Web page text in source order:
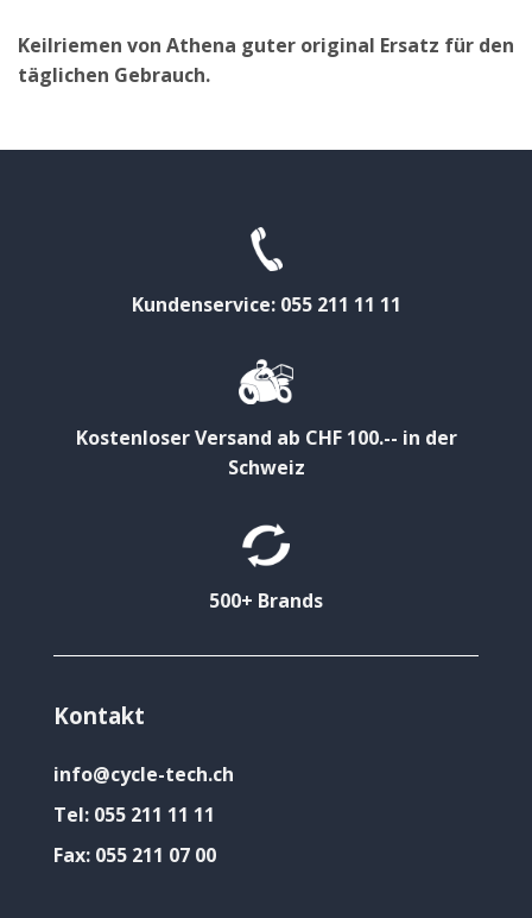
Keilriemen von Athena guter original Ersatz für den
täglichen Gebrauch.
Kundenservice: 055 211 11 11
Kostenloser Versand ab CHF 100.-- in der
Schweiz
500+ Brands
Kontakt
info@cycle-tech.ch
Tel: 055 211 11 11
Fax: 055 211 07 00